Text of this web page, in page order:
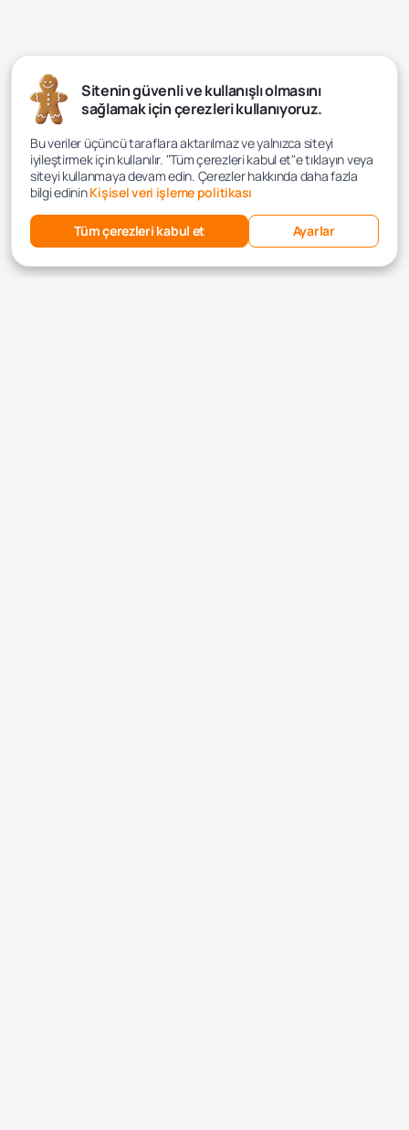
Sitenin güvenli ve kullanışlı olmasını
sağlamak için çerezleri kullanıyoruz.
Bu veriler üçüncü taraflara aktarılmaz ve yalnızca siteyi
iyileştirmek için kullanılır. "Tüm çerezleri kabul et"e tıklayın veya
siteyi kullanmaya devam edin. Çerezler hakkında daha fazla
bilgi edininKişisel veri işleme politikası
Tüm çerezleri kabul et Ayarlar